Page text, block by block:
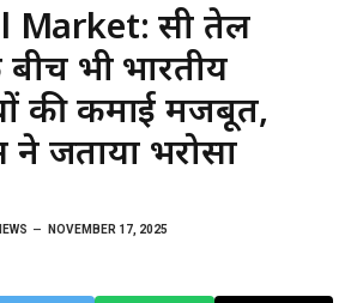
Market: रूसी तेल
बीच भी भारतीय
की कमाई मजबूत,
ने जताया भरोसा
NOVEMBER 17, 2025